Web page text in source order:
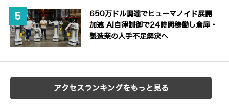
650万ドル調達でヒューマノイド展開
加速 AI自律制御で24時間稼働し倉庫・
製造業の人手不足解決へ
アクセスランキングをもっと見る